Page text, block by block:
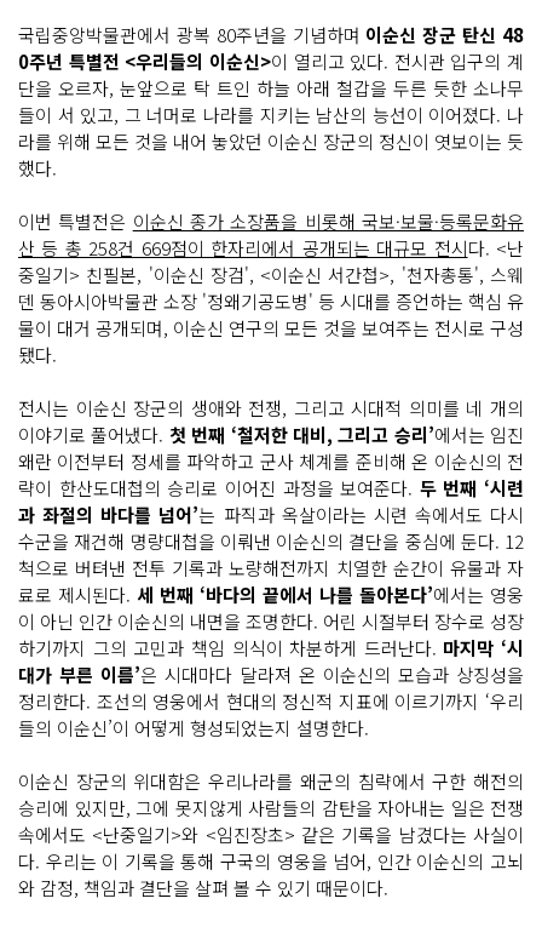
국립중앙박물관에서 광복 80주년을 기념하며 이순신 장군 탄신 48
0주년 특별전 <우리들의 이순신>이 열리고 있다. 전시관 입구의 계
단을 오르자, 눈앞으로 탁 트인 하늘 아래 철갑을 두른 듯한 소나무
들이 서 있고, 그 너머로 나라를 지키는 남산의 능선이 이어졌다. 나
라를 위해 모든 것을 내어 놓았던 이순신 장군의 정신이 엿보이는 듯
했다.
이번 특별전은 이순신 종가 소장품을 비롯해 국보·보물·등록문화유
산 등 총 258건 669점이 한자리에서 공개되는 대규모 전시다. <난
중일기> 친필본, '이순신 장검', <이순신 서간첩>, '천자총통', 스웨
덴 동아시아박물관 소장 '정왜기공도병' 등 시대를 증언하는 핵심 유
물이 대거 공개되며, 이순신 연구의 모든 것을 보여주는 전시로 구성
됐다.
전시는 이순신 장군의 생애와 전쟁, 그리고 시대적 의미를 네 개의
이야기로 풀어냈다. 첫 번째 ‘철저한 대비, 그리고 승리’에서는 임진
왜란 이전부터 정세를 파악하고 군사 체계를 준비해 온 이순신의 전
략이 한산도대첩의 승리로 이어진 과정을 보여준다. 두 번째 ‘시련
과 좌절의 바다를 넘어’는 파직과 옥살이라는 시련 속에서도 다시
수군을 재건해 명량대첩을 이뤄낸 이순신의 결단을 중심에 둔다. 12
척으로 버텨낸 전투 기록과 노량해전까지 치열한 순간이 유물과 자
료로 제시된다. 세 번째 ‘바다의 끝에서 나를 돌아본다’에서는 영웅
이 아닌 인간 이순신의 내면을 조명한다. 어린 시절부터 장수로 성장
하기까지 그의 고민과 책임 의식이 차분하게 드러난다. 마지막 ‘시
대가 부른 이름’은 시대마다 달라져 온 이순신의 모습과 상징성을
정리한다. 조선의 영웅에서 현대의 정신적 지표에 이르기까지 ‘우리
들의 이순신’이 어떻게 형성되었는지 설명한다.
이순신 장군의 위대함은 우리나라를 왜군의 침략에서 구한 해전의
승리에 있지만, 그에 못지않게 사람들의 감탄을 자아내는 일은 전쟁
속에서도 <난중일기>와 <임진장초> 같은 기록을 남겼다는 사실이
다. 우리는 이 기록을 통해 구국의 영웅을 넘어, 인간 이순신의 고뇌
와 감정, 책임과 결단을 살펴 볼 수 있기 때문이다.